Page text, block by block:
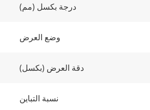
درجة بكسل (مم)
وضع العرض
دقة العرض (بكسل)
نسبة التباين